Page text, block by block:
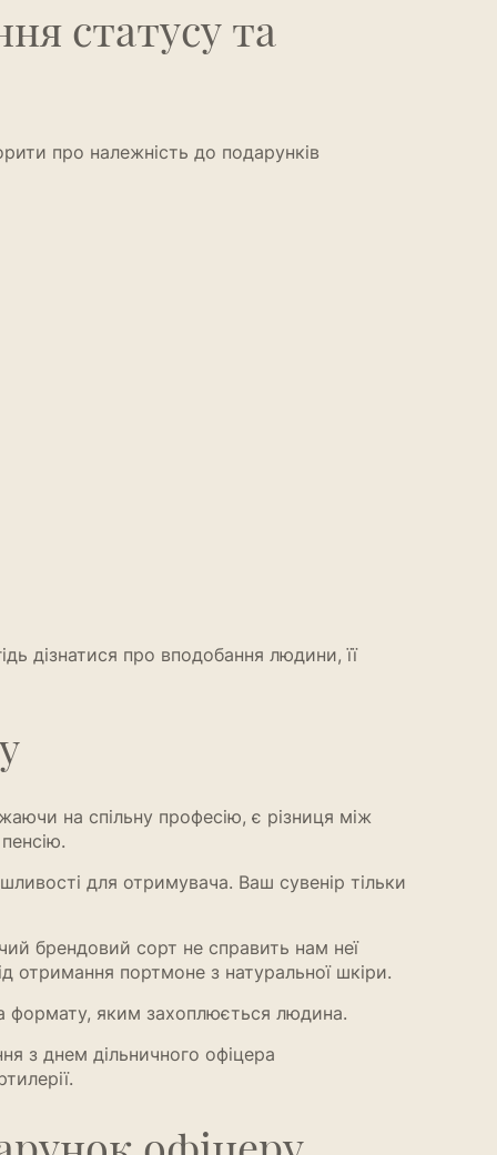
статусу та
про належність до подарунків
дізнатися про вподобання людини, її
на спільну професію, є різниця між
для отримувача. Ваш сувенір тільки
брендовий сорт не справить нам неї
отримання портмоне з натуральної шкіри.
формату, яким захоплюється людина.
з днем дільничного офіцера